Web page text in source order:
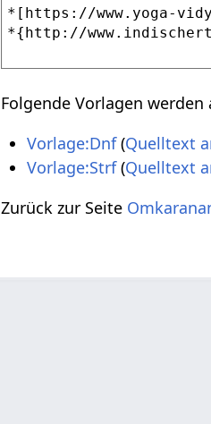
Folgende Vorlagen
Vorlage:Dnf(Quelltext
Vorlage:Strf(Quelltext
Zurück zur Seite